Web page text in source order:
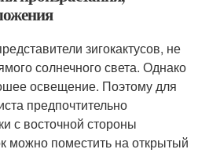
зигокактусов, не
солнечного света. Однако
освещение. Поэтому для
предпочтительно
с восточной стороны
можно поместить на открытый